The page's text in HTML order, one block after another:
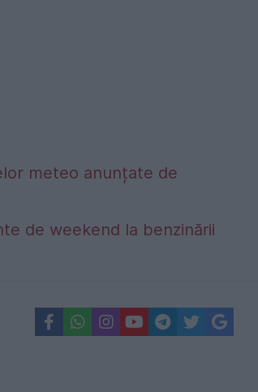
meteo anunțate de
de weekend la benzinării